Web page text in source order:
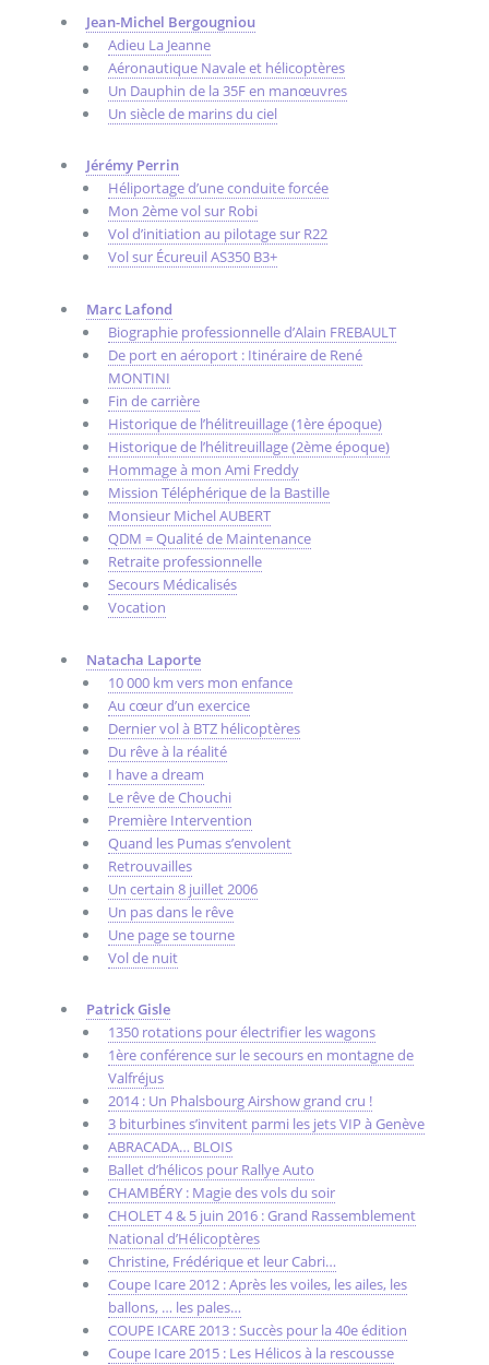
Jean-Michel Bergougniou
Adieu La Jeanne
Aéronautique Navale et hélicoptères
Un Dauphin de la 35F en manœuvres
Un siècle de marins du ciel
Jérémy Perrin
Héliportage d’une conduite forcée
Mon 2ème vol sur Robi
Vol d’initiation au pilotage sur R22
Vol sur Écureuil AS350 B3+
Marc Lafond
Biographie professionnelle d’Alain FREBAULT
De port en aéroport : Itinéraire de René
MONTINI
Fin de carrière
Historique de l’hélitreuillage (1ère époque)
Historique de l’hélitreuillage (2ème époque)
Hommage à mon Ami Freddy
Mission Téléphérique de la Bastille
Monsieur Michel AUBERT
QDM = Qualité de Maintenance
Retraite professionnelle
Secours Médicalisés
Vocation
Natacha Laporte
10 000 km vers mon enfance
Au cœur d’un exercice
Dernier vol à BTZ hélicoptères
Du rêve à la réalité
I have a dream
Le rêve de Chouchi
Première Intervention
Quand les Pumas s’envolent
Retrouvailles
Un certain 8 juillet 2006
Un pas dans le rêve
Une page se tourne
Vol de nuit
Patrick Gisle
1350 rotations pour électrifier les wagons
1ère conférence sur le secours en montagne de
Valfréjus
2014 : Un Phalsbourg Airshow grand cru !
3 biturbines s’invitent parmi les jets VIP à Genève
ABRACADA… BLOIS
Ballet d’hélicos pour Rallye Auto
CHAMBÉRY : Magie des vols du soir
CHOLET 4 & 5 juin 2016 : Grand Rassemblement
National d’Hélicoptères
Christine, Frédérique et leur Cabri…
Coupe Icare 2012 : Après les voiles, les ailes, les
ballons, … les pales…
COUPE ICARE 2013 : Succès pour la 40e édition
Coupe Icare 2015 : Les Hélicos à la rescousse